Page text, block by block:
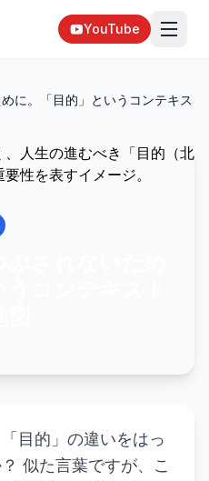
YouTube
に。「目的」というコンテキス
目的」の違いをはっ
似た言葉ですが、こ